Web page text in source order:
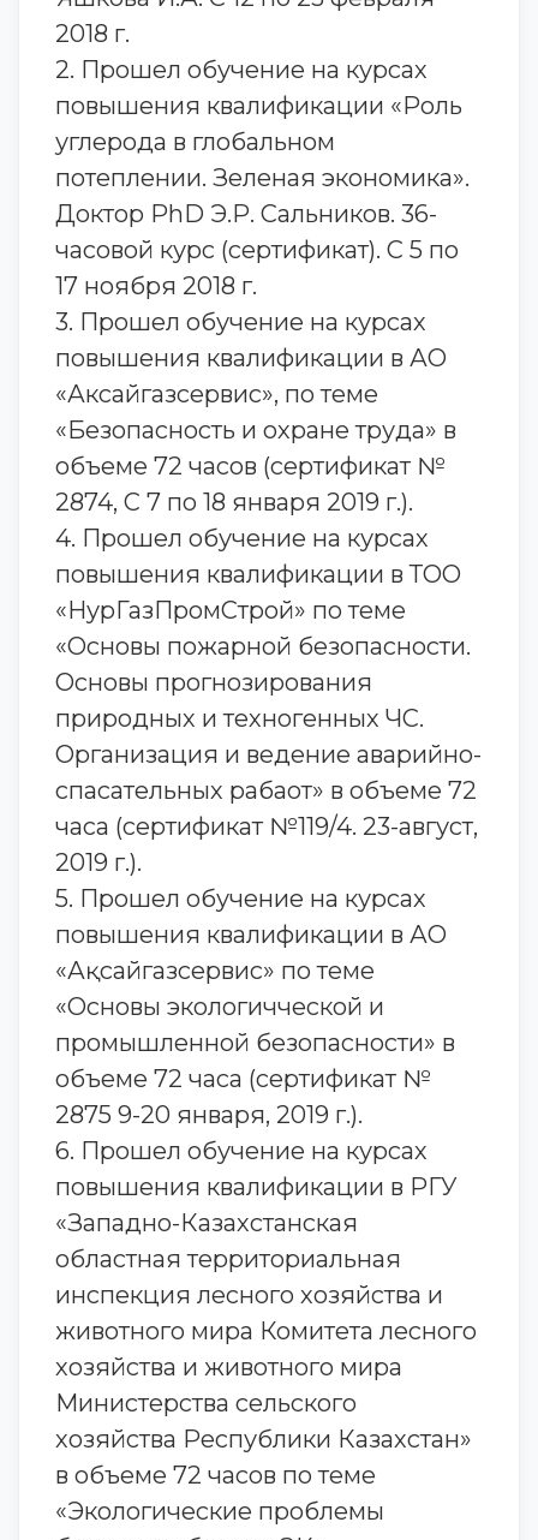
2018 г.
2. Прошел обучение на курсах
повышения квалификации «Роль
углерода в глобальном
потеплении. Зеленая экономика».
Доктор PhD Э.Р. Сальников. 36-
часовой курс (сертификат). С 5 по
17 ноября 2018 г.
3. Прошел обучение на курсах
повышения квалификации в АО
«Аксайгазсервис», по теме
«Безопасность и охране труда» в
объеме 72 часов (сертификат №
2874, С 7 по 18 января 2019 г.).
4. Прошел обучение на курсах
повышения квалификации в ТОО
«НурГазПромСтрой» по теме
«Основы пожарной безопасности.
Основы прогнозирования
природных и техногенных ЧС.
Организация и ведение аварийно-
спасательных рабаот» в объеме 72
часа (сертификат №119/4. 23-август,
2019 г.).
5. Прошел обучение на курсах
повышения квалификации в АО
«Ақсайгазсервис» по теме
«Основы экологичческой и
промышленной безопасности» в
объеме 72 часа (сертификат №
2875 9-20 января, 2019 г.).
6. Прошел обучение на курсах
повышения квалификации в РГУ
«Западно-Казахстанская
областная территориальная
инспекция лесного хозяйства и
животного мира Комитета лесного
хозяйства и животного мира
Министерства сельского
хозяйства Республики Казахстан»
в объеме 72 часов по теме
«Экологические проблемы